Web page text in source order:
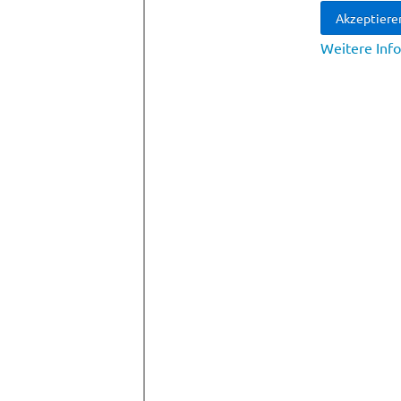
Weitere